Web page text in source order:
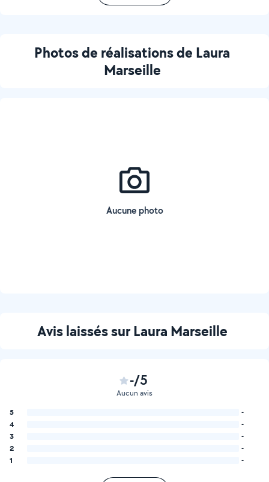
Photos de réalisations de Laura
Marseille
Aucune photo
Avis laissés sur Laura Marseille
-/5
Aucun avis
5
-
4
-
3
-
2
-
1
-